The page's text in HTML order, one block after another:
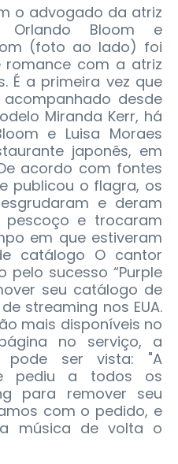
o advogado da atriz
Orlando Bloom e
(foto ao lado) foi
com a atriz
É a primeira vez que
desde
Miranda Kerr, há
e Luisa Moraes
japonês, em
acordo com fontes
publicou o flagra, os
e deram
e trocaram
em que estiveram
catálogo O cantor
pelo sucesso “Purple
seu catálogo de
streaming nos EUA.
mais disponíveis no
no serviço, a
pode ser vista: "A
pediu a todos os
para remover seu
com o pedido, e
música de volta o